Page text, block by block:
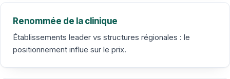
Renommée de la clinique
Établissements leader vs structures régionales : le
positionnement influe sur le prix.